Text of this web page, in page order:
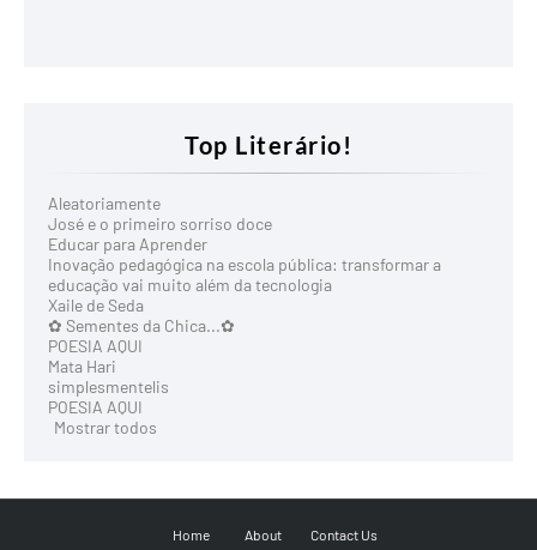
Top Literário!
Aleatoriamente
José e o primeiro sorriso doce
Educar para Aprender
Inovação pedagógica na escola pública: transformar a
educação vai muito além da tecnologia
Xaile de Seda
✿ Sementes da Chica...✿
POESIA AQUI
Mata Hari
simplesmentelis
POESIA AQUI
Mostrar todos
Home About Contact Us